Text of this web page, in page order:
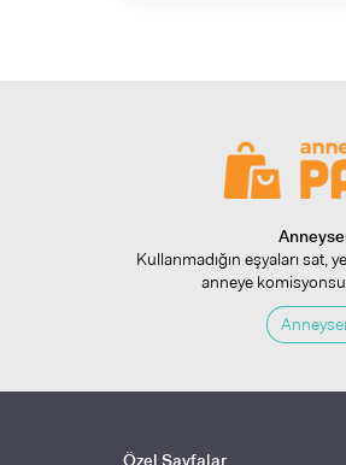
Kullanmadığın eşyaları sat,
anneye
Özel Sayfalar